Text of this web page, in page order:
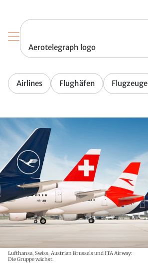
Aerotelegraph logo
Airlines Flughäfen Flugzeuge
Lufthansa, Swiss, Austrian Brussels und ITA Airway:
Die Gruppe wächst.